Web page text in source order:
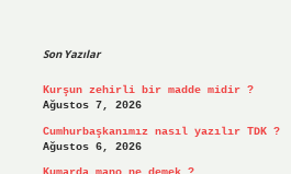
Son Yazılar
Kurşun zehirli bir madde midir ?
Ağustos 7, 2026
Cumhurbaşkanımız nasıl yazılır TDK ?
Ağustos 6, 2026